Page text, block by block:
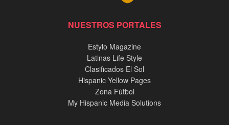
NUESTROS PORTALES
Estylo Magazine
Latinas Life Style
Clasificados El Sol
Hispanic Yellow Pages
Zona Fútbol
My Hispanic Media Solutions